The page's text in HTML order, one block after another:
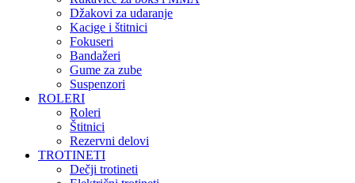
Džakovi za udaranje
Kacige i štitnici
Fokuseri
Bandažeri
Gume za zube
Suspenzori
ROLERI
Roleri
Štitnici
Rezervni delovi
TROTINETI
Dečji trotineti